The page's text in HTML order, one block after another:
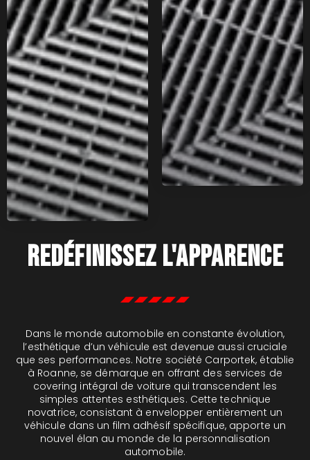
Redéfinissez l'apparence
Dans le monde automobile en constante évolution,
l’esthétique d’un véhicule est devenue aussi cruciale
que ses performances. Notre société Carportek, établie
à Roanne, se démarque en offrant des services de
covering intégral de voiture qui transcendent les
simples attentes esthétiques. Cette technique
novatrice, consistant à envelopper entièrement un
véhicule dans un film adhésif spécifique, apporte un
nouvel élan au monde de la personnalisation
automobile.